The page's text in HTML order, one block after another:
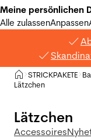
Meine persönlichen
Alle zulassenAnpassen
Privat
>STRICKPAKETE >
Lätzchen
Lätzchen
Accessoires